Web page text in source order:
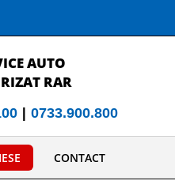
MECANICE
SI COMPLETE
| 0733.900.800
CONTACT